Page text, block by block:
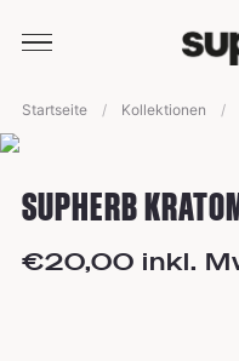
Startseite / Kollektionen /
SUPHERB
€20,00 inkl.
voriges